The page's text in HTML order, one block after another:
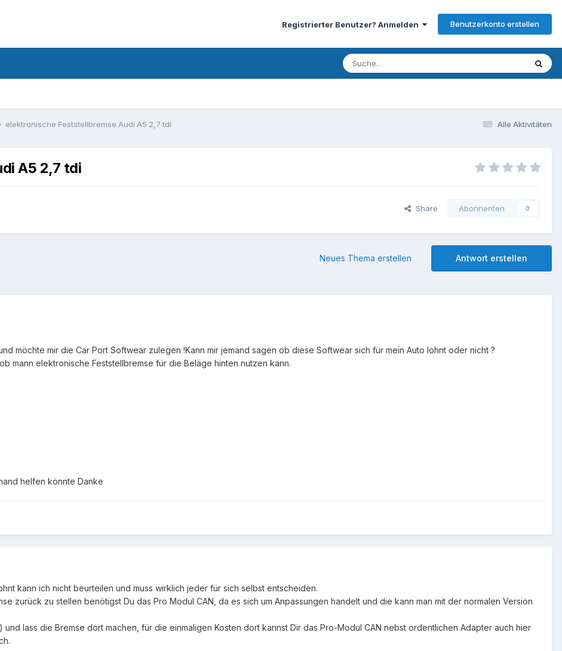
Registrierter Benutzer? Anmelden Benutzerkonto erstellen
Alle Aktivitäten
elektronische Feststellbremse Audi A5 2,7 tdi
A5 2,7 tdi
Share Abonnenten 0
Antwort erstellen
Neues Thema erstellen
möchte mir die Car Port Softwear zulegen !Kann mir jemand sagen ob diese Softwear sich für mein Auto lohnt oder nicht ?
mann elektronische Feststellbremse für die Beläge hinten nutzen kann.
helfen könnte Danke
kann ich nicht beurteilen und muss wirklich jeder für sich selbst entscheiden.
zurück zu stellen benötigst Du das Pro Modul CAN, da es sich um Anpassungen handelt und die kann man mit der normalen Version
und lass die Bremse dort machen, für die einmaligen Kosten dort kannst Dir das Pro-Modul CAN nebst ordentlichen Adapter auch hier